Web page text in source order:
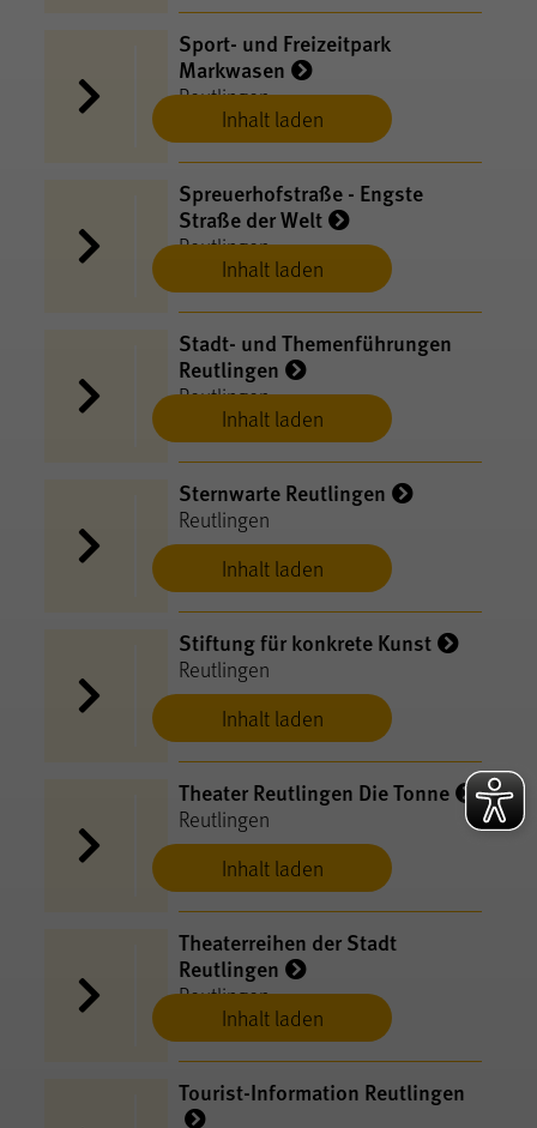
Inhalt laden
Sport- und Freizeitpark
Markwasen
Reutlingen
Inhalt laden
Spreuerhofstraße - Engste
Straße der Welt
Reutlingen
Inhalt laden
Stadt- und Themenführungen
Reutlingen
Reutlingen
Inhalt laden
Sternwarte Reutlingen
Reutlingen
Inhalt laden
Stiftung für konkrete Kunst
Reutlingen
Inhalt laden
Theater Reutlingen Die Tonne
Reutlingen
Inhalt laden
Theaterreihen der Stadt
Reutlingen
Reutlingen
Tourist-Information Reutlingen